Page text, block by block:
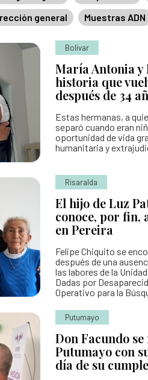
que vigilan Banco de
general
Muestras ADN
Bolívar
María Antonia y
historia que
después de 34
Estas hermanas, a
separó cuando eran
oportunidad de vida
humanitaria y
Risaralda
El hijo de Luz
conoce, por fin,
en Pereira
Felipe Chiquito se
después de una
las labores de la
Dadas por
Operativo para la
Putumayo
Don Facundo
Putumayo con
día de su